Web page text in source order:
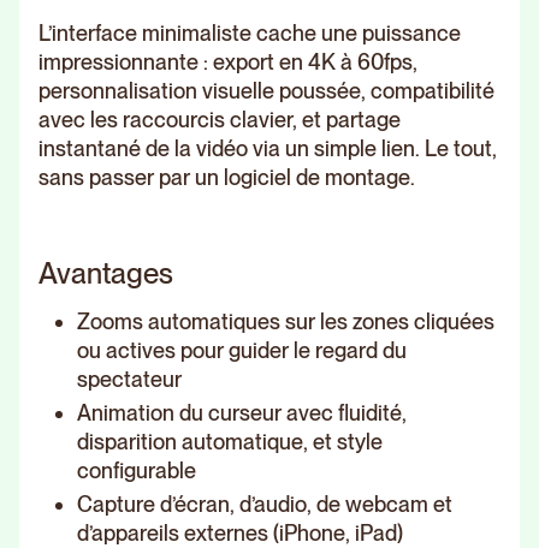
L’interface minimaliste cache une puissance
impressionnante : export en 4K à 60fps,
personnalisation visuelle poussée, compatibilité
avec les raccourcis clavier, et partage
instantané de la vidéo via un simple lien. Le tout,
sans passer par un logiciel de montage.
Avantages
Zooms automatiques sur les zones cliquées
ou actives pour guider le regard du
spectateur
Animation du curseur avec fluidité,
disparition automatique, et style
configurable
Capture d’écran, d’audio, de webcam et
d’appareils externes (iPhone, iPad)